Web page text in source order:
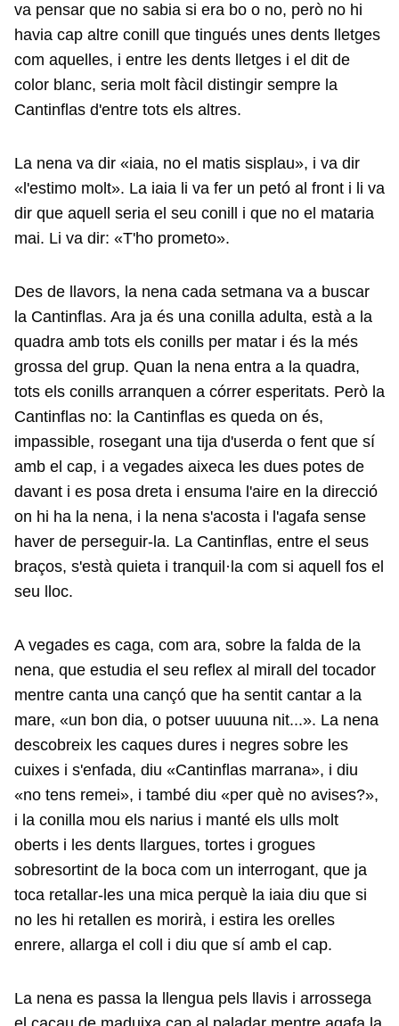
va pensar que no sabia si era bo o no, però no hi
havia cap altre conill que tingués unes dents lletges
com aquelles, i entre les dents lletges i el dit de
color blanc, seria molt fàcil distingir sempre la
Cantinflas d'entre tots els altres.
La nena va dir «iaia, no el matis sisplau», i va dir
«l'estimo molt». La iaia li va fer un petó al front i li va
dir que aquell seria el seu conill i que no el mataria
mai. Li va dir: «T'ho prometo».
Des de llavors, la nena cada setmana va a buscar
la Cantinflas. Ara ja és una conilla adulta, està a la
quadra amb tots els conills per matar i és la més
grossa del grup. Quan la nena entra a la quadra,
tots els conills arranquen a córrer esperitats. Però la
Cantinflas no: la Cantinflas es queda on és,
impassible, rosegant una tija d'userda o fent que sí
amb el cap, i a vegades aixeca les dues potes de
davant i es posa dreta i ensuma l'aire en la direcció
on hi ha la nena, i la nena s'acosta i l'agafa sense
haver de perseguir-la. La Cantinflas, entre el seus
braços, s'està quieta i tranquil·la com si aquell fos el
seu lloc.
A vegades es caga, com ara, sobre la falda de la
nena, que estudia el seu reflex al mirall del tocador
mentre canta una cançó que ha sentit cantar a la
mare, «un bon dia, o potser uuuuna nit...». La nena
descobreix les caques dures i negres sobre les
cuixes i s'enfada, diu «Cantinflas marrana», i diu
«no tens remei», i també diu «per què no avises?»,
i la conilla mou els narius i manté els ulls molt
oberts i les dents llargues, tortes i grogues
sobresortint de la boca com un interrogant, que ja
toca retallar-les una mica perquè la iaia diu que si
no les hi retallen es morirà, i estira les orelles
enrere, allarga el coll i diu que sí amb el cap.
La nena es passa la llengua pels llavis i arrossega